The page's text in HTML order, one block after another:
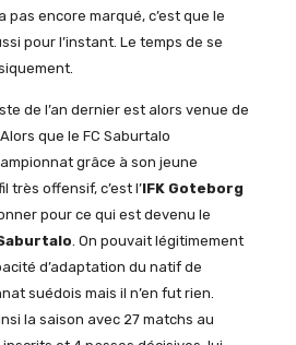
pas encore marqué, c’est que le
pour l’instant. Le temps de se
de l’an dernier est alors venue de
que le FC Saburtalo
grâce à son jeune
très offensif, c’est l’IFK Goteborg
pour ce qui est devenu le
. On pouvait légitimement
d’adaptation du natif de
suédois mais il n’en fut rien.
la saison avec 27 matchs au